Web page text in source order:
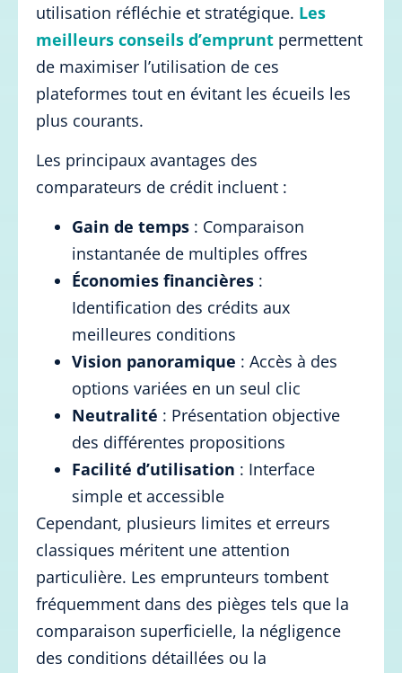
utilisation réfléchie et stratégique. Les
meilleurs conseils d’emprunt permettent
de maximiser l’utilisation de ces
plateformes tout en évitant les écueils les
plus courants.
Les principaux avantages des
comparateurs de crédit incluent :
Gain de temps : Comparaison
instantanée de multiples offres
Économies financières :
Identification des crédits aux
meilleures conditions
Vision panoramique : Accès à des
options variées en un seul clic
Neutralité : Présentation objective
des différentes propositions
Facilité d’utilisation : Interface
simple et accessible
Cependant, plusieurs limites et erreurs
classiques méritent une attention
particulière. Les emprunteurs tombent
fréquemment dans des pièges tels que la
comparaison superficielle, la négligence
des conditions détaillées ou la